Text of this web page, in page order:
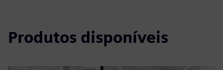
Produtos disponíveis